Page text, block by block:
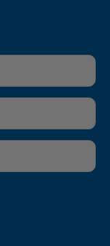
€ 215,- excl. btw